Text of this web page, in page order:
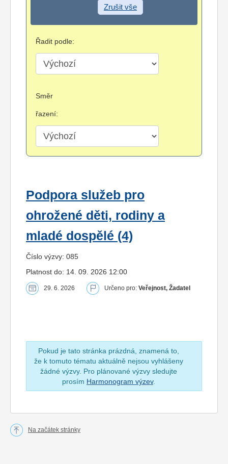
Zrušit vše
Řadit podle:
Směr
řazení:
Podpora služeb pro
ohrožené děti, rodiny a
mladé dospělé (4)
Číslo výzvy: 085
Platnost do: 14. 09. 2026 12:00
29. 6. 2026 Určeno pro: Veřejnost, Žadatel
Pokud je tato stránka prázdná, znamená to,
že k tomuto tématu aktuálně nejsou vyhlášeny
žádné výzvy. Pro plánované výzvy sledujte
prosím Harmonogram výzev.
Na začátek stránky